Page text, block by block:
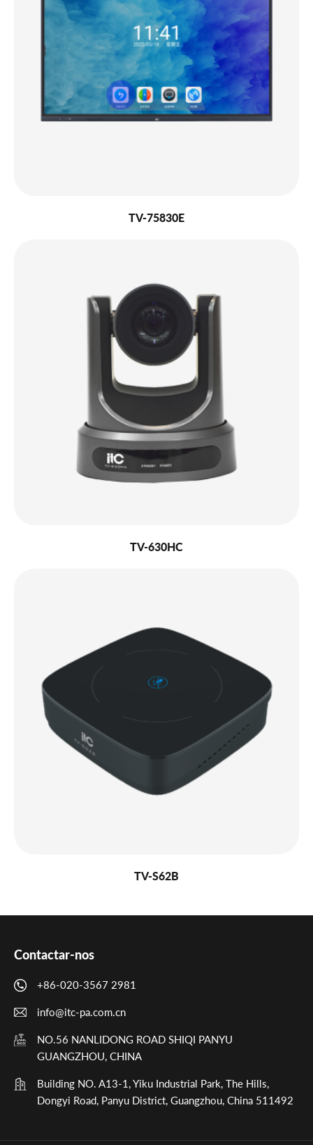
TV-75830E
TV-630HC
TV-S62B
Contactar-nos
+86-020-3567 2981
info@itc-pa.com.cn
NO.56 NANLIDONG ROAD SHIQI PANYU
GUANGZHOU, CHINA
Building NO. A13-1, Yiku Industrial Park, The Hills,
Dongyi Road, Panyu District, Guangzhou, China 511492